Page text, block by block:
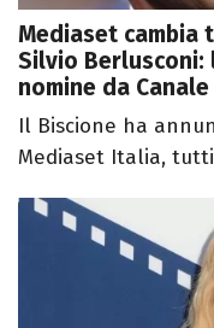
Mediaset
Silvio
nomine da
Il Biscione ha
Mediaset Italia, tutti